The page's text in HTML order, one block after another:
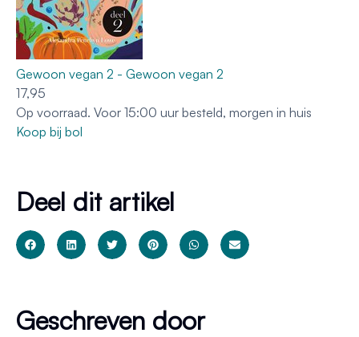
Gewoon vegan 2 - Gewoon vegan 2
17,95
Op voorraad. Voor 15:00 uur besteld, morgen in huis
Koop bij bol
Deel dit artikel
Geschreven door